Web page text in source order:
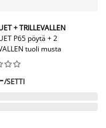
+ TRILLEVALLEN
P65 pöytä + 2
tuoli musta



/SETTI